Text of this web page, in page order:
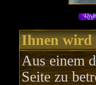
Ihnen wird
Aus einem
Seite zu